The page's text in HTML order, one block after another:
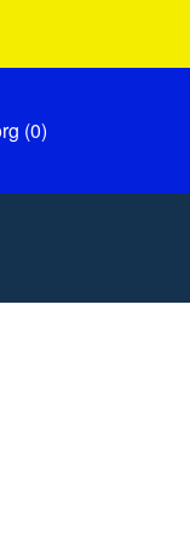
(0)